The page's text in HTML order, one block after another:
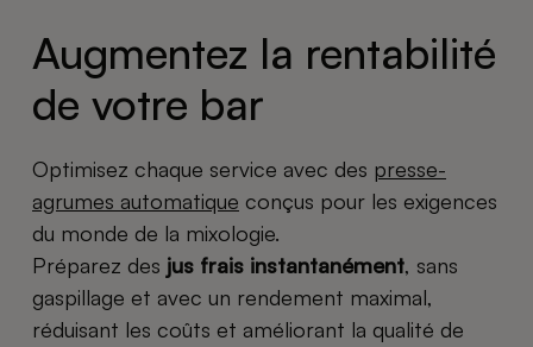
Augmentez la rentabilité
de votre bar
Optimisez chaque service avec des presse-
agrumes automatique conçus pour les exigences
du monde de la mixologie.
Préparez des jus frais instantanément, sans
gaspillage et avec un rendement maximal,
réduisant les coûts et améliorant la qualité de